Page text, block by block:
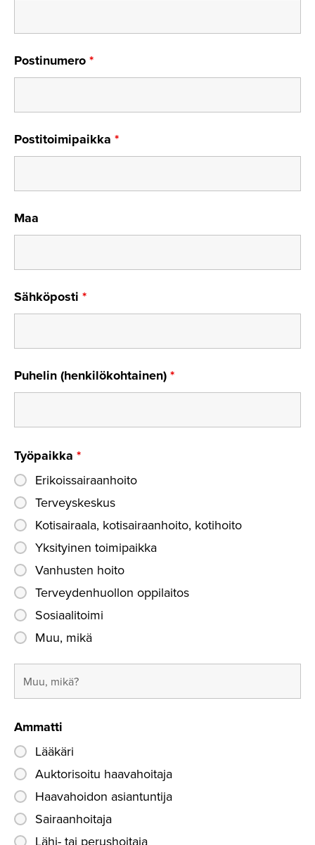
Postinumero*
Postitoimipaikka *
Maa
Sähköposti *
Puhelin (henkilökohtainen)*
Työpaikka *
Erikoissairaanhoito
Terveyskeskus
Kotisairaala, kotisairaanhoito, kotihoito
Yksityinen toimipaikka
Vanhusten hoito
Terveydenhuollon oppilaitos
Sosiaalitoimi
Muu, mikä
Ammatti
Lääkäri
Auktorisoitu haavahoitaja
Haavahoidon asiantuntija
Sairaanhoitaja